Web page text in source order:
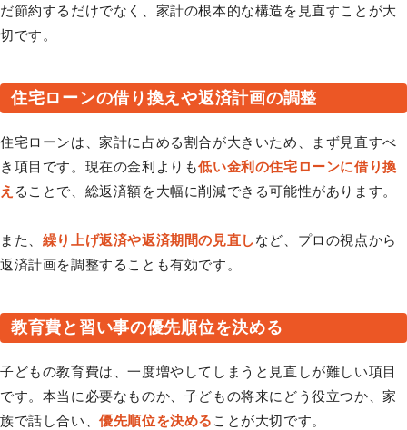
だ節約するだけでなく、家計の根本的な構造を見直すことが大
切です。
住宅ローンの借り換えや返済計画の調整
住宅ローンは、家計に占める割合が大きいため、まず見直すべ
き項目です。現在の金利よりも低い金利の住宅ローンに借り換
え ることで、総返済額を大幅に削減できる可能性があります。
また、 繰り上げ返済や返済期間の見直しなど、プロの視点から
返済計画を調整することも有効です。
教育費と習い事の優先順位を決める
子どもの教育費は、一度増やしてしまうと見直しが難しい項目
です。本当に必要なものか、子どもの将来にどう役立つか、家
族で話し合い、優先順位を決める ことが大切です。